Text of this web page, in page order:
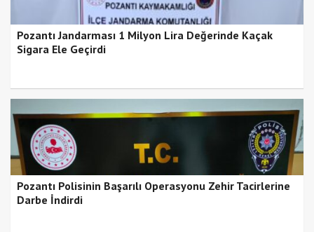
Pozantı Jandarması 1 Milyon Lira Değerinde Kaçak
Sigara Ele Geçirdi
Pozantı Polisinin Başarılı Operasyonu Zehir Tacirlerine
Darbe İndirdi